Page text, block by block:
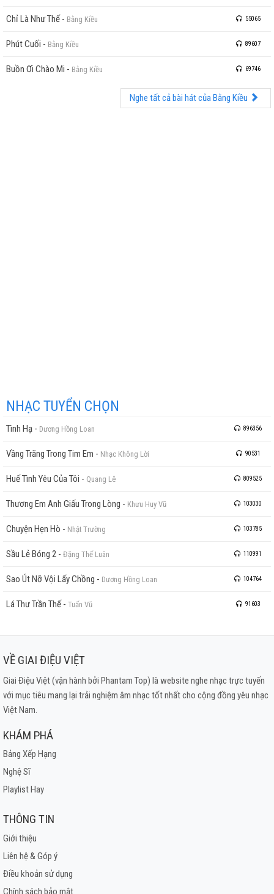
Chỉ Là Như Thế- Bằng Kiều 55065
Phút Cuối - Bằng Kiều 89607
Buồn Ơi Chào Mi - Bằng Kiều 69746
Nghe tất cả bài hát của Bằng Kiều
NHẠC TUYỂN CHỌN
Tình Hạ - Dương Hồng Loan 896356
Vầng Trăng Trong Tim Em - Nhạc Không Lời 90531
Huế Tình Yêu Của Tôi - Quang Lê 809525
Thương Em Anh Giấu Trong Lòng - Khưu Huy Vũ 103030
Chuyện Hẹn Hò - Nhật Trường 103785
Sầu Lẻ Bóng 2 - Đặng Thế Luân 110991
Sao Út Nỡ Vội Lấy Chồng - Dương Hồng Loan 104764
Lá Thư Trần Thế- Tuấn Vũ 91603
VỀ GIAI ĐIỆU VIỆT
Giai Điệu Việt (vận hành bởi Phantam Top) là website nghe nhạc trực tuyến
với mục tiêu mang lại trải nghiệm âm nhạc tốt nhất cho cộng đồng yêu nhạc
Việt Nam.
KHÁM PHÁ
Bảng Xếp Hạng
Nghệ Sĩ
Playlist Hay
THÔNG TIN
Giới thiệu
Liên hệ & Góp ý
Điều khoản sử dụng
Chính sách bảo mật